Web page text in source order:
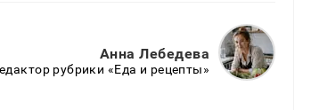
Анна Лебедева
рубрики «Еда и рецепты»